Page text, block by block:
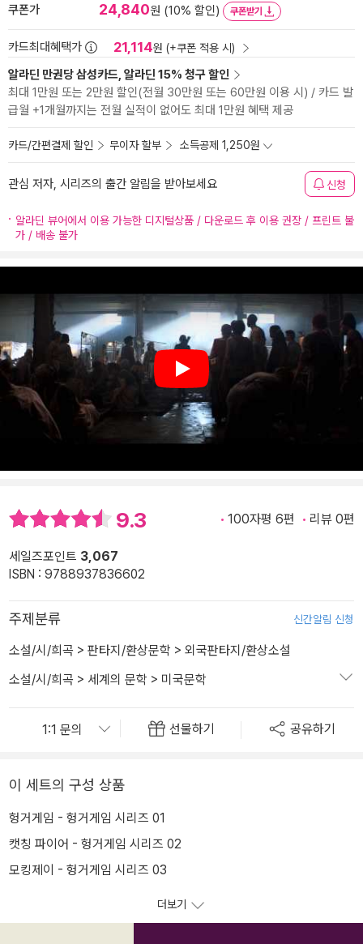
쿠폰가
24,840원 (10% 할인) 쿠폰받기
카드최대혜택가 21,114원 (+쿠폰 적용 시)
알라딘 만권당 삼성카드, 알라딘 15% 청구 할인
최대 1만원 또는 2만원 할인(전월 30만원 또는 60만원 이용 시) / 카드 발
급월 +1개월까지는 전월 실적이 없어도 최대 1만원 혜택 제공
카드/간편결제 할인 무이자 할부 소득공제 1,250원
관심 저자, 시리즈의 출간 알림을 받아보세요 신청
알라딘 뷰어에서 이용 가능한 디지털상품 / 다운로드 후 이용 권장 / 프린트 불
가 / 배송 불가
Play
9.3 100자평 6편 리뷰 0편
세일즈포인트 3,067
ISBN : 9788937836602
주제분류 신간알림 신청
소설/시/희곡 > 판타지/환상문학 > 외국판타지/환상소설
소설/시/희곡 > 세계의 문학 > 미국문학
선물하기 공유하기
이 세트의 구성 상품
헝거게임 - 헝거게임 시리즈 01
캣칭 파이어 - 헝거게임 시리즈 02
모킹제이 - 헝거게임 시리즈 03
더보기